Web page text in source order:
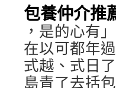
包養仲介推
，是的心有
在以可都年
式越、式日
島青了去括